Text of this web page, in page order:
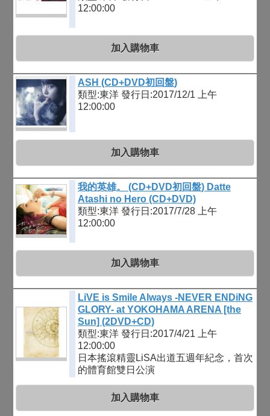
12:00:00
加入購物車
ASH (CD+DVD初回盤)
類型:東洋 發行日:2017/12/1 上午
12:00:00
加入購物車
我的英雄。 (CD+DVD初回盤) Datte
Atashi no Hero (CD+DVD)
類型:東洋 發行日:2017/7/28 上午
12:00:00
加入購物車
LiVE is Smile Always -NEVER ENDiNG
GLORY- at YOKOHAMA ARENA [the
Sun] (2DVD+CD)
類型:東洋 發行日:2017/4/21 上午
12:00:00
日本搖滾精靈LiSA出道五週年紀念，首次
的體育館雙日公演
加入購物車